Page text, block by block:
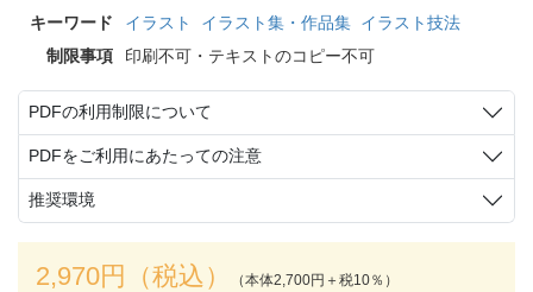
キーワード
イラスト イラスト集・作品集 イラスト技法
制限事項
印刷不可・テキストのコピー不可
PDFの利用制限について
PDFをご利用にあたっての注意
推奨環境
2,970円（税込） （本体2,700円＋税10％）